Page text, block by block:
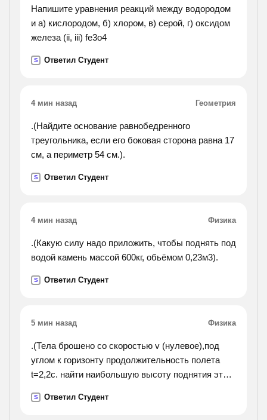
Напишите уравнения реакций между водородом
и а) кислородом, б) хлором, в) серой, г) оксидом
железа (ii, iii) fe3o4
S Ответил Студент
4 мин назад Геометрия
.(Найдите основание равнобедренного
треугольника, если его боковая сторона равна 17
см, а периметр 54 см.).
S Ответил Студент
4 мин назад Физика
.(Какую силу надо приложить, чтобы поднять под
водой камень массой 600кг, обьёмом 0,23м3).
S Ответил Студент
5 мин назад Физика
.(Тела брошено со скоростью v (нулевое),под
углом к горизонту продолжительность полета
t=2,2с. найти наибольшую высоту поднятия этого
S Ответил Студент